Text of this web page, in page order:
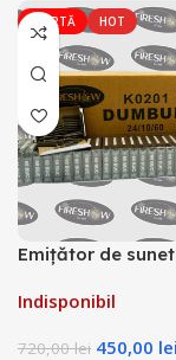
OFERTĂ HOT
Emițător de
BAX
Indisponibil
720,00lei 450,00 lei